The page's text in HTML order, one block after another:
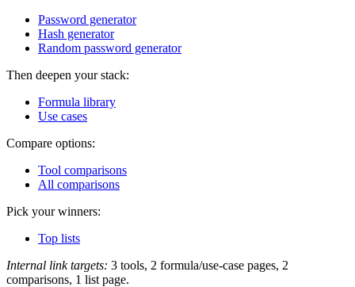
Password generator
Hash generator
Random password generator
Then deepen your stack:
Formula library
Use cases
Compare options:
Tool comparisons
All comparisons
Pick your winners:
Top lists
Internal link targets: 3 tools, 2 formula/use-case pages, 2
comparisons, 1 list page.